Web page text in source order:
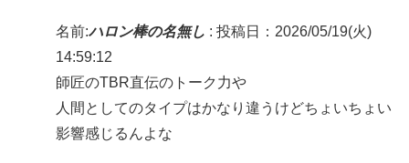
名前:ハロン棒の名無し : 投稿日：2026/05/19(火)
14:59:12
師匠のTBR直伝のトーク力や
人間としてのタイプはかなり違うけどちょいちょい
影響感じるんよな